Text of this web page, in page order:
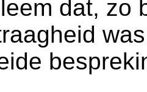
dat, zo